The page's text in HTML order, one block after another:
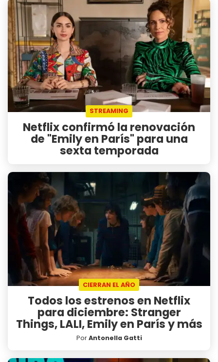
STREAMING
Netflix confirmó la renovación
de "Emily en París" para una
sexta temporada
CIERRAN EL AÑO
Todos los estrenos en Netflix
para diciembre: Stranger
Things, LALI, Emily en París y más
PorAntonella Gatti